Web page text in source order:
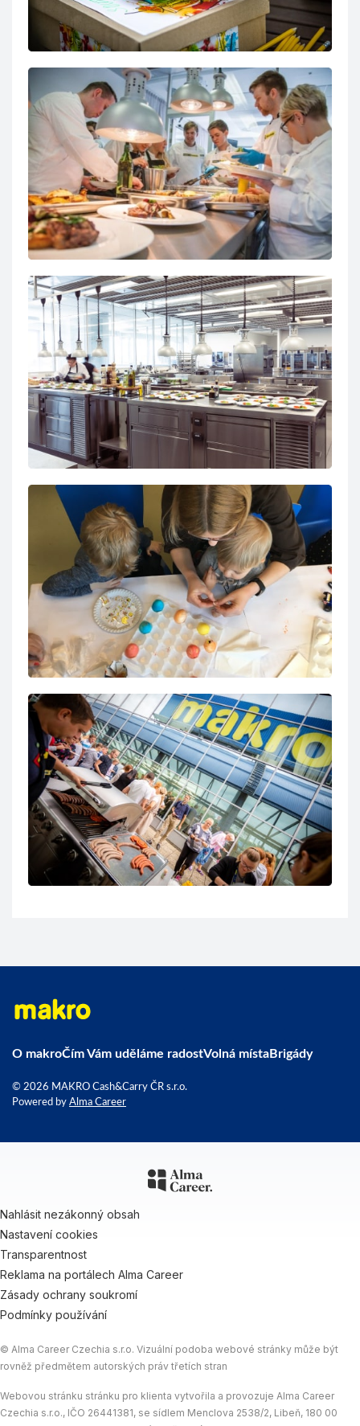
© 2026 MAKRO Cash&Carry ČR s.r.o.
Powered by Alma Career
O makroČím Vám uděláme radostVolná místaBrigády
Nahlásit nezákonný obsah
Nastavení cookies
Transparentnost
Reklama na portálech Alma Career
Zásady ochrany soukromí
Podmínky používání
© Alma Career Czechia s.r.o. Vizuální podoba webové stránky může být
rovněž předmětem autorských práv třetích stran
Webovou stránku stránku pro klienta vytvořila a provozuje Alma Career
Czechia s.r.o., IČO 26441381, se sídlem Menclova 2538/2, Libeň, 180 00